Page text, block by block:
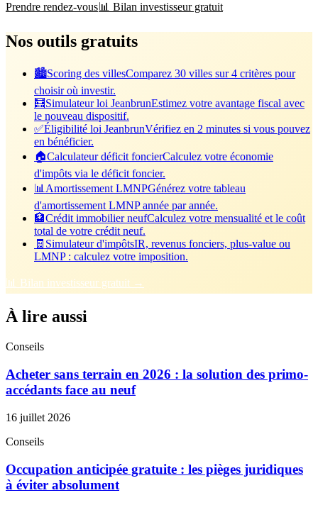
Prendre rendez-vous📊 Bilan investisseur gratuit
Nos outils gratuits
🏙️Scoring des villesComparez 30 villes sur 4 critères pour
choisir où investir.
🧮Simulateur loi JeanbrunEstimez votre avantage fiscal avec
le nouveau dispositif.
✅Éligibilité loi JeanbrunVérifiez en 2 minutes si vous pouvez
en bénéficier.
🏠Calculateur déficit foncierCalculez votre économie
d'impôts via le déficit foncier.
📊 Amortissement LMNPGénérez votre tableau
d'amortissement LMNP année par année.
🏦Crédit immobilier neufCalculez votre mensualité et le coût
total de votre crédit neuf.
🧾 Simulateur d'impôtsIR, revenus fonciers, plus-value ou
LMNP : calculez votre imposition.
📊 Bilan investisseur gratuit →
À lire aussi
Conseils
Acheter sans terrain en 2026 : la solution des primo-
accédants face au neuf
16 juillet 2026
Conseils
Occupation anticipée gratuite : les pièges juridiques
à éviter absolument